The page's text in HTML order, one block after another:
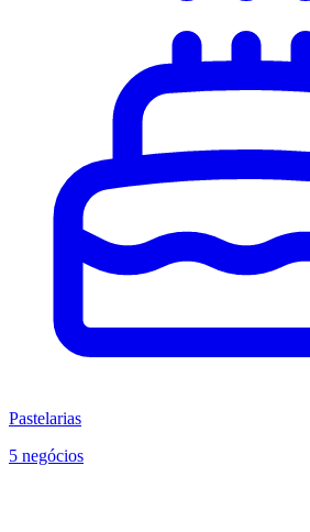
Pastelarias
5 negócios